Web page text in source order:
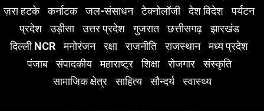
ज़रा हटके
कर्नाटक जल-संसाधन टेक्नोलॉजी देश विदेश
पर्यटन
प्रदेश
उड़ीसा उत्तर प्रदेश गुजरात छत्तीसगढ़
झारखंड
दिल्ली NCR
मनोरंजन रक्षा राजनीति राजस्थान
मध्य प्रदेश
पंजाब
संपादकीय महाराष्ट्र शिक्षा रोजगार
संस्कृति
सामाजिक क्षेत्र
साहित्य सौन्दर्य स्वास्थ्य